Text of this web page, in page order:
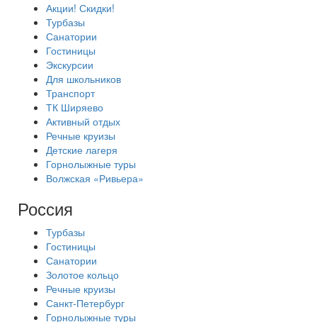
Акции! Скидки!
Турбазы
Санатории
Гостиницы
Экскурсии
Для школьников
Транспорт
ТК Ширяево
Активный отдых
Речные круизы
Детские лагеря
Горнолыжные туры
Волжская «Ривьера»
Россия
Турбазы
Гостиницы
Санатории
Золотое кольцо
Речные круизы
Санкт-Петербург
Горнолыжные туры